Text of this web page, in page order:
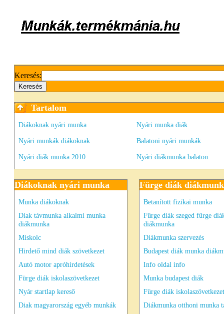
Keresés:
Tartalom
Diákoknak nyári munka
Nyári munka diák
Nyári munkák diákoknak
Balatoni nyári munkák
Nyári diák munka 2010
Nyári diákmunka balaton
Diákoknak nyári munka
Munka diákoknak
Diak távmunka alkalmi munka
diákmunka
Miskolc
Hirdető mind diák szövetkezet
Autó motor apróhirdetések
Fürge diák iskolaszövetkezet
Nyár startlap kereső
Diak magyarország egyéb munkák
Fürge diák
Betanított fizikai munka
Fürge diák szeged fürge
diákmunka
Diákmunka szervezés
Budapest diák munka
Info oldal info
Munka budapest diák
Fürge diák iskolaszövetkezet
Diákmunka otthoni munka